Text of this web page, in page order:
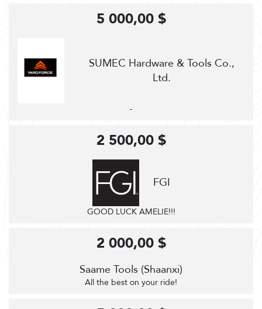
SUMEC Hardware & Tools Co.,
Ltd.
-
5 000,00 $
FGI
GOOD LUCK AMELIE!!!
2 500,00 $
Saame Tools (Shaanxi)
All the best on your ride!
2 000,00 $